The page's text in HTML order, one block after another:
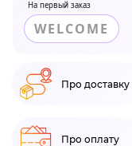
На первый заказ
WELCOME
Про доставку
Про оплату